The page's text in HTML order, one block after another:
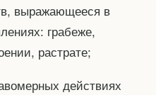
выражающееся в
грабеже,
растрате;
действиях